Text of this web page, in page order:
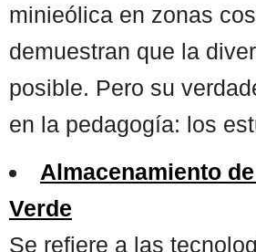
minieólica en zonas
demuestran que la
posible. Pero su
en la pedagogía: los
Almacenamiento
Verde
Se refiere a las